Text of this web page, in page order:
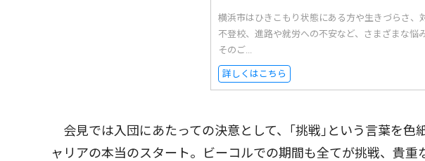
横浜市はひきこもり状態にある方や生きづらさ、
不登校、進路や就労への不安など、さまざまな悩
そのご...
詳しくはこちら
会見では入団にあたっての決意として、｢挑戦｣という言葉を色
ャリアの本当のスタート。ビーコルでの期間も全てが挑戦、貴